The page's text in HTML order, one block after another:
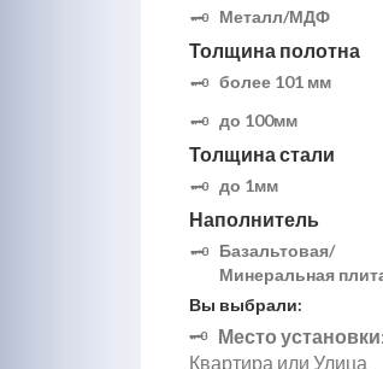
Металл/МДФ
Толщина полотна
более 101 мм
до 100мм
Толщина стали
до 1мм
Наполнитель
Базальтовая/
Минеральная
Вы выбрали:
Место установки:
Квартира или Улица